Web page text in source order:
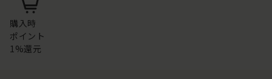
購入時
ポイント
1%還元